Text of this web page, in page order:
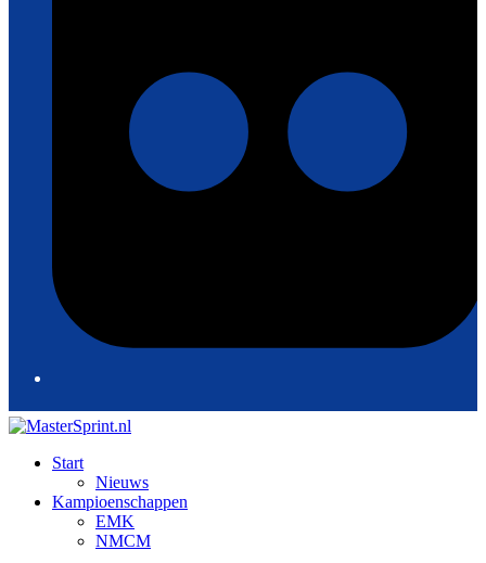
Start
Nieuws
Kampioenschappen
EMK
NMCM